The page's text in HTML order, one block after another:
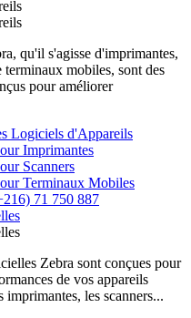
qu'il s'agisse d'imprimantes,
terminaux mobiles, sont des
pour améliorer
Logiciels d'Appareils
Imprimantes
Scanners
Terminaux Mobiles
71 750 887
Zebra sont conçues pour
de vos appareils
imprimantes, les scanners...